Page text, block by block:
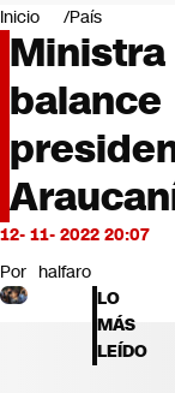
Negocios
Deportes
Programas
Cultura
Servicios
Bits
CNN tiempo
Futuro 360
Inicio País
Ministra
12- 11- 2022 20:07
Por halfaro
LO
MÁS
LEÍDO